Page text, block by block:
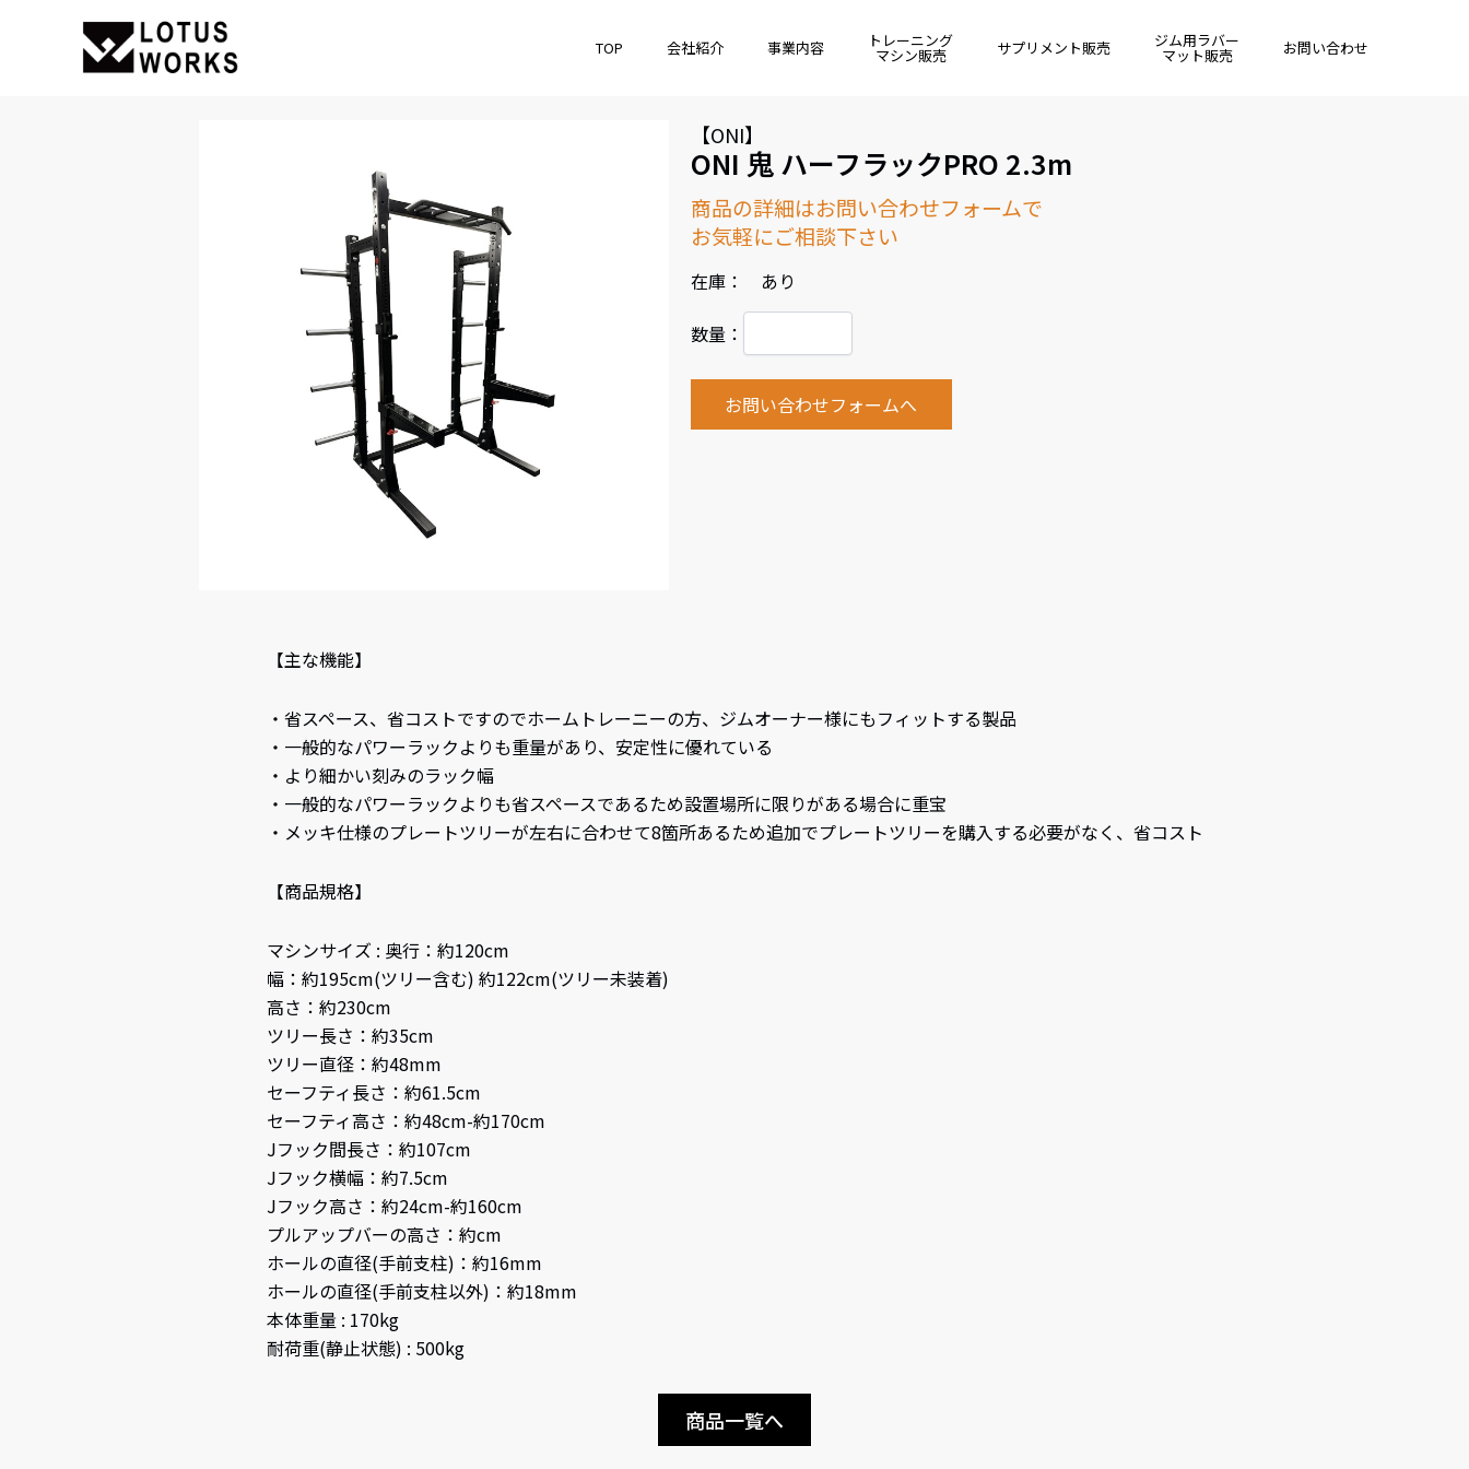
TOP 会社紹介 事業内容 トレーニング
マシン販売 サプリメント販売 ジム用ラバー
マット販売 お問い合わせ
【ONI】
ONI 鬼 ハーフラックPRO 2.3m
商品の詳細はお問い合わせフォームで
お気軽にご相談下さい
在庫： あり
数量：
お問い合わせフォームへ
【主な機能】
・省スペース、省コストですのでホームトレーニーの方、ジムオーナー様にもフィットする製品
・一般的なパワーラックよりも重量があり、安定性に優れている
・より細かい刻みのラック幅
・一般的なパワーラックよりも省スペースであるため設置場所に限りがある場合に重宝
・メッキ仕様のプレートツリーが左右に合わせて8箇所あるため追加でプレートツリーを購入する必要がなく、省コスト
【商品規格】
マシンサイズ : 奥行：約120cm
幅：約195cm(ツリー含む) 約122cm(ツリー未装着)
高さ：約230cm
ツリー長さ：約35cm
ツリー直径：約48mm
セーフティ長さ：約61.5cm
セーフティ高さ：約48cm-約170cm
Jフック間長さ：約107cm
Jフック横幅：約7.5cm
Jフック高さ：約24cm-約160cm
プルアップバーの高さ：約cm
ホールの直径(手前支柱)：約16mm
ホールの直径(手前支柱以外)：約18mm
本体重量 : 170kg
耐荷重(静止状態) : 500kg
商品一覧へ